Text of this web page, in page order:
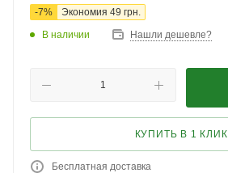
-7% Экономия 49 грн.
В наличии
Нашли дешевле?
КУПИТЬ В 1 КЛИК
Бесплатная доставка